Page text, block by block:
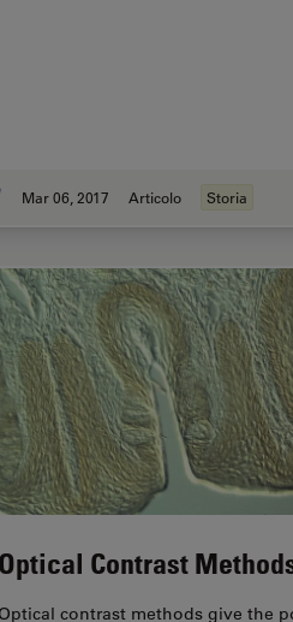
A Brief History and a Practical Set Up
Mar 06, 2017 Articolo Storia
Optical Contrast
Optical contrast methods give the